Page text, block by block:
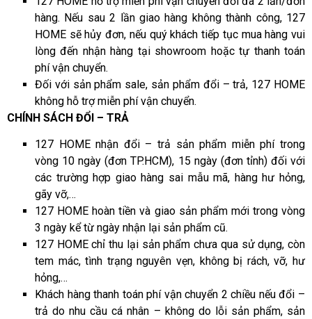
hàng. Nếu sau 2 lần giao hàng không thành công, 127
HOME sẽ hủy đơn, nếu quý khách tiếp tục mua hàng vui
lòng đến nhận hàng tại showroom hoặc tự thanh toán
phí vận chuyển.
Đối với sản phẩm sale, sản phẩm đổi – trả, 127 HOME
không hỗ trợ miễn phí vận chuyển.
CHÍNH SÁCH ĐỔI – TRẢ
127 HOME nhận đổi – trả sản phẩm miễn phí trong
vòng 10 ngày (đơn TP.HCM), 15 ngày (đơn tỉnh) đối với
các trường hợp giao hàng sai mẫu mã, hàng hư hỏng,
gãy vỡ,…
127 HOME hoàn tiền và giao sản phẩm mới trong vòng
3 ngày kể từ ngày nhận lại sản phẩm cũ.
127 HOME chỉ thu lại sản phẩm chưa qua sử dụng, còn
tem mác, tình trạng nguyên vẹn, không bị rách, vỡ, hư
hỏng,…
Khách hàng thanh toán phí vận chuyển 2 chiều nếu đổi –
trả do nhu cầu cá nhân – không do lỗi sản phẩm, sản